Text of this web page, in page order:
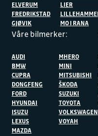
ELVERUM
FREDRIKSTAD
GJØVIK
LIER
MO I RANA
Våre bilmerker:
AUDI
BMW
CUPRA
DONGFENG
FORD
HYUNDAI
ISUZU
LEXUS
MAZDA
MHERO
MINI
MITSUBISHI
ŠKODA
SUZUKI
TOYOTA
VOLKSWAGEN
VOYAH